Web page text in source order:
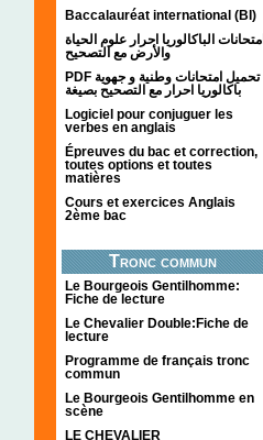
Baccalauréat international (BI)
امتحانات الباكالوريا احرار علوم الحياة
والأرض مع التصحيح
PDF تحميل امتحانات وطنية و جهوية
باكالوريا احرار مع التصحيح بصيغة
Logiciel pour conjuguer les
verbes en anglais
Épreuves du bac et correction,
toutes options et toutes
matières
Cours et exercices Anglais
2ème bac
Tronc commun
Le Bourgeois Gentilhomme:
Fiche de lecture
Le Chevalier Double:Fiche de
lecture
Programme de français tronc
commun
Le Bourgeois Gentilhomme en
scène
LE CHEVALIER